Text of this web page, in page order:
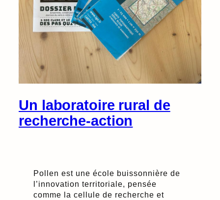
Un laboratoire rural de
recherche-action
Pollen est une école buissonnière de
l’innovation territoriale, pensée
comme la cellule de recherche et